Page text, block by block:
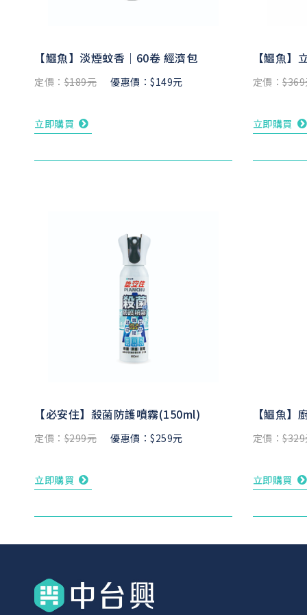
【鱷魚】淡煙蚊香｜60卷 經濟包
定價：$189元 優惠價：$149元
立即購買
【鱷魚】
定價：
立即購買
【必安住】殺菌防護噴霧(150ml)
定價：$299元 優惠價：$259元
立即購買
【鱷魚
定價：
立即購買